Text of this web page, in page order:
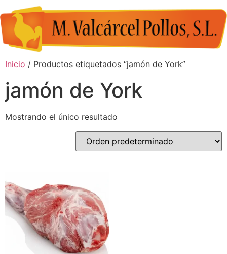
Inicio / Productos etiquetados “jamón de York”
jamón de York
Mostrando el único resultado